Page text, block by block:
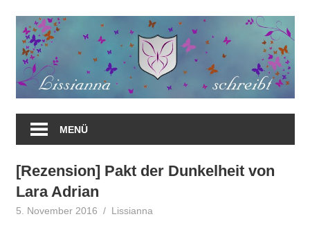
springen
MENÜ
[Rezension] Pakt der Dunkelheit von
Lara Adrian
5. November 2016 Lissianna